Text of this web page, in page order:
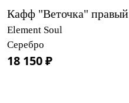
Кафф "Веточка" правый
Element Soul
Серебро
18 150 ₽